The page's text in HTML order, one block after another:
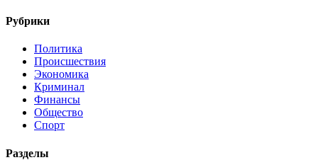
Рубрики
Политика
Происшествия
Экономика
Криминал
Финансы
Общество
Спорт
Разделы